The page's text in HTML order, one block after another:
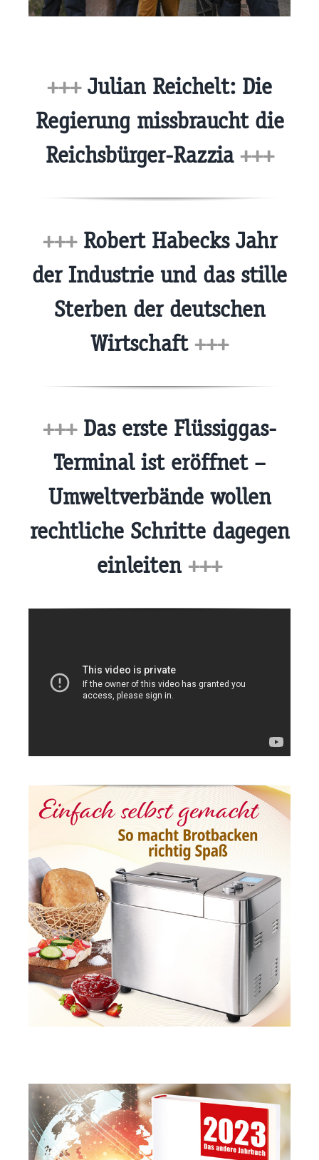
+++Julian Reichelt: Die
Regierung missbraucht die
Reichsbürger-Razzia +++
+++Robert Habecks Jahr
der Industrie und das stille
Sterben der deutschen
Wirtschaft +++
+++Das erste Flüssiggas-
Terminal ist eröffnet –
Umweltverbände wollen
rechtliche Schritte dagegen
einleiten +++